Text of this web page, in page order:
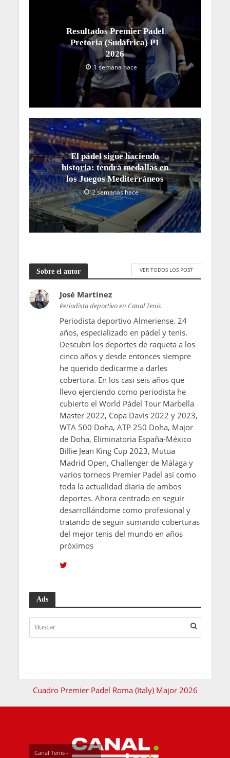
– Margherita/Baldi (6-2, 6-4)
ITALY MAJOR PREMIER PADEL
You may also like
Resultados Premier Padel
Londres P1 2026
3 días hace
Londres P1 2026
Premier Padel Pretoria
2026: Los campeones de la
semana
4 días hace
Cuadro Premier Padel
Pretoria (Sudáfrica) P1
2026
1 semana hace
Resultados Premier Padel
El pádel sigue haciendo